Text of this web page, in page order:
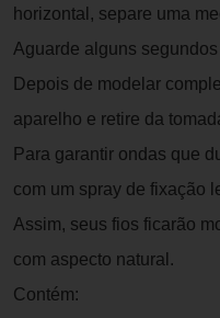
horizontal, separe uma
Aguarde alguns
Depois de modelar
aparelho e retire da
Para garantir ondas que
com um spray de fixação
Assim, seus fios ficarão
com aspecto natural.
Contém: